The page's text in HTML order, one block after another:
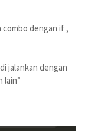
combo dengan if ,
jalankan dengan
lain”